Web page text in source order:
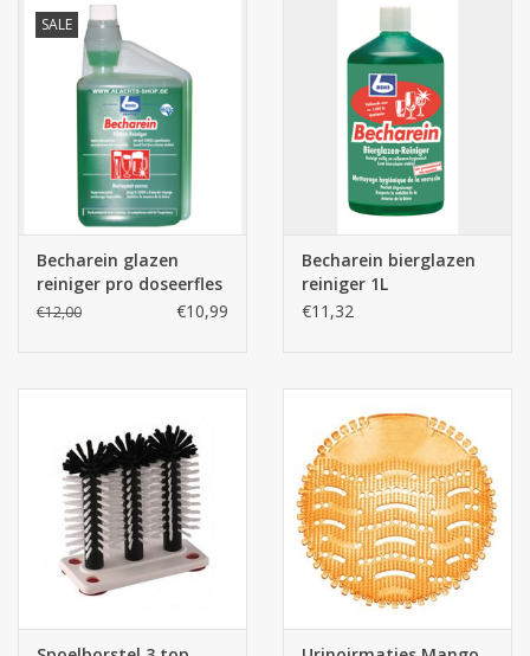
SALE
Becharein glazen
reiniger pro doseerfles
1L
€12,00 €10,99
Becharein bierglazen
reiniger 1L
€11,32